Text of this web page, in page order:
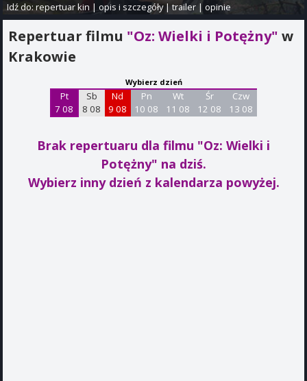
Idź do:repertuar kin |opis i szczegóły|trailer |opinie
Repertuar filmu "Oz: Wielki i Potężny" w
Krakowie
Wybierz dzień
Pt
7 08
Sb
8 08
Nd
9 08
Pn
10 08
Wt
11 08
Śr
12 08
Czw
13 08
Brak repertuaru dla filmu "Oz: Wielki i
Potężny" na dziś.
Wybierz inny dzień z kalendarza powyżej.